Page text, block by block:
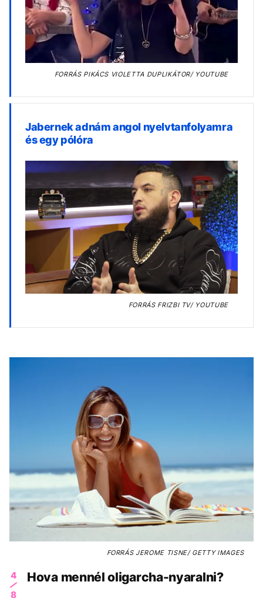
FORRÁSPIKÁCS VIOLETTA DUPLIKÁTOR/ YOUTUBE
Jabernek adnám angol nyelvtanfolyamra
és egy pólóra
FORRÁSFRIZBI TV/ YOUTUBE
FORRÁSJEROME TISNE/ GETTY IMAGES
4
8
Hova mennél oligarcha-nyaralni?